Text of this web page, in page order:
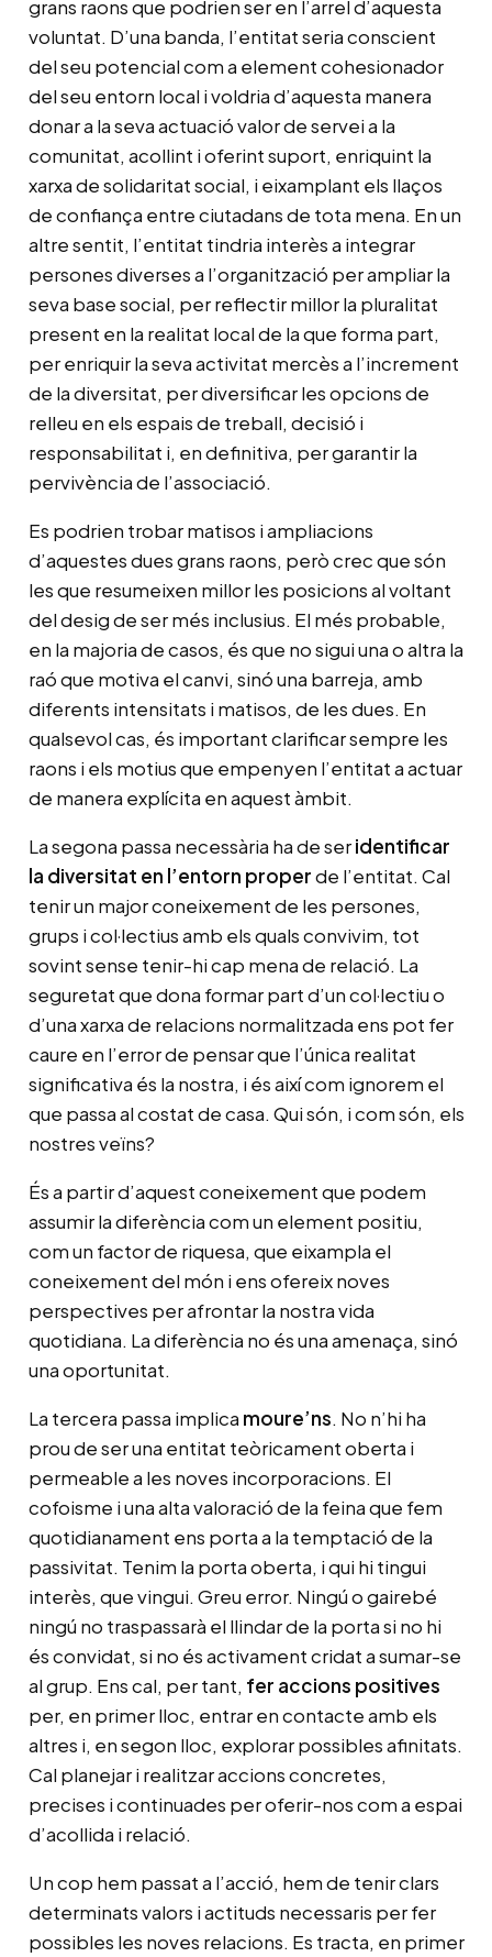
grans raons que podrien ser en l’arrel d’aquesta
voluntat. D’una banda, l’entitat seria conscient
del seu potencial com a element cohesionador
del seu entorn local i voldria d’aquesta manera
donar a la seva actuació valor de servei a la
comunitat, acollint i oferint suport, enriquint la
xarxa de solidaritat social, i eixamplant els llaços
de confiança entre ciutadans de tota mena. En un
altre sentit, l’entitat tindria interès a integrar
persones diverses a l’organització per ampliar la
seva base social, per reflectir millor la pluralitat
present en la realitat local de la que forma part,
per enriquir la seva activitat mercès a l’increment
de la diversitat, per diversificar les opcions de
relleu en els espais de treball, decisió i
responsabilitat i, en definitiva, per garantir la
pervivència de l’associació.
Es podrien trobar matisos i ampliacions
d’aquestes dues grans raons, però crec que són
les que resumeixen millor les posicions al voltant
del desig de ser més inclusius. El més probable,
en la majoria de casos, és que no sigui una o altra la
raó que motiva el canvi, sinó una barreja, amb
diferents intensitats i matisos, de les dues. En
qualsevol cas, és important clarificar sempre les
raons i els motius que empenyen l’entitat a actuar
de manera explícita en aquest àmbit.
La segona passa necessària ha de seridentificar
la diversitat en l’entorn properde l’entitat. Cal
tenir un major coneixement de les persones,
grups i col·lectius amb els quals convivim, tot
sovint sense tenir-hi cap mena de relació. La
seguretat que dona formar part d’un col·lectiu o
d’una xarxa de relacions normalitzada ens pot fer
caure en l’error de pensar que l’única realitat
significativa és la nostra, i és així com ignorem el
que passa al costat de casa. Qui són, i com són, els
nostres veïns?
És a partir d’aquest coneixement que podem
assumir la diferència com un element positiu,
com un factor de riquesa, que eixampla el
coneixement del món i ens ofereix noves
perspectives per afrontar la nostra vida
quotidiana. La diferència no és una amenaça, sinó
una oportunitat.
La tercera passa implica moure’ns. No n’hi ha
prou de ser una entitat teòricament oberta i
permeable a les noves incorporacions. El
cofoisme i una alta valoració de la feina que fem
quotidianament ens porta a la temptació de la
passivitat. Tenim la porta oberta, i qui hi tingui
interès, que vingui. Greu error. Ningú o gairebé
ningú no traspassarà el llindar de la porta si no hi
és convidat, si no és activament cridat a sumar-se
al grup. Ens cal, per tant, fer accions positives
per, en primer lloc, entrar en contacte amb els
altres i, en segon lloc, explorar possibles afinitats.
Cal planejar i realitzar accions concretes,
precises i continuades per oferir-nos com a espai
d’acollida i relació.
Un cop hem passat a l’acció, hem de tenir clars
determinats valors i actituds necessaris per fer
possibles les noves relacions. Es tracta, en primer